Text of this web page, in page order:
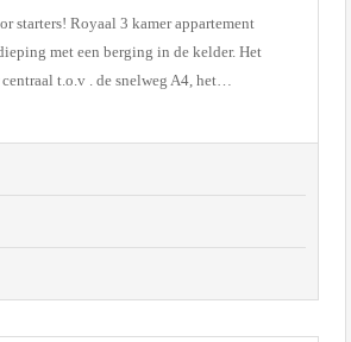
starters! Royaal 3 kamer appartement
met een berging in de kelder. Het
t.o.v . de snelweg A4, het…